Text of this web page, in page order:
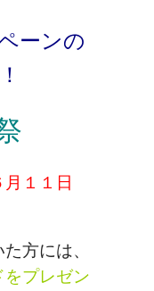
ーンの
１１日
方には、
をプレゼン